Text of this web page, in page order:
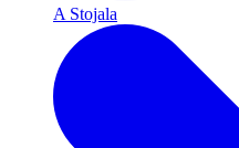
A Stojala